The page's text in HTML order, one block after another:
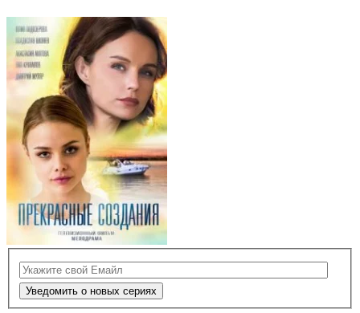
Уведомить о новых сериях